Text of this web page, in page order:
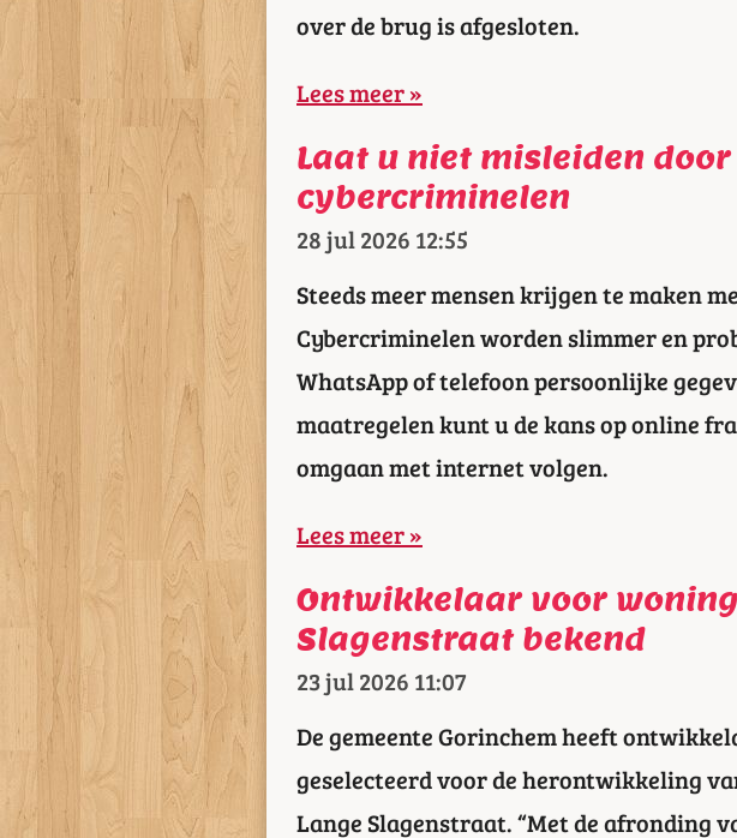
over de brug is afgesloten.
Lees meer »
Laat u niet misleiden door
cybercriminelen
28 jul 2026 12:55
Steeds meer mensen krijgen te maken
Cybercriminelen worden slimmer en
WhatsApp of telefoon persoonlijke
maatregelen kunt u de kans op online
omgaan met internet volgen.
Lees meer »
Ontwikkelaar voor
Slagenstraat bekend
23 jul 2026 11:07
De gemeente Gorinchem heeft
geselecteerd voor de herontwikkeling
Lange Slagenstraat. “Met de afronding